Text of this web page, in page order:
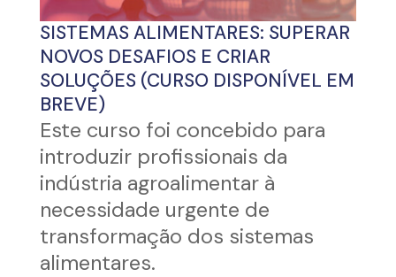
SISTEMAS ALIMENTARES: SUPERAR
NOVOS DESAFIOS E CRIAR
SOLUÇÕES (CURSO DISPONÍVEL EM
BREVE)
Este curso foi concebido para
introduzir profissionais da
indústria agroalimentar à
necessidade urgente de
transformação dos sistemas
alimentares.